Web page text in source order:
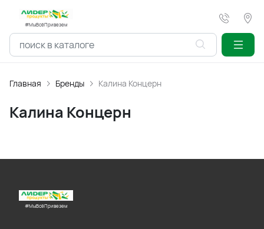
#МыВсёПривезем
Главная Бренды Калина Концерн
Калина Концерн
#МыВсёПривезем